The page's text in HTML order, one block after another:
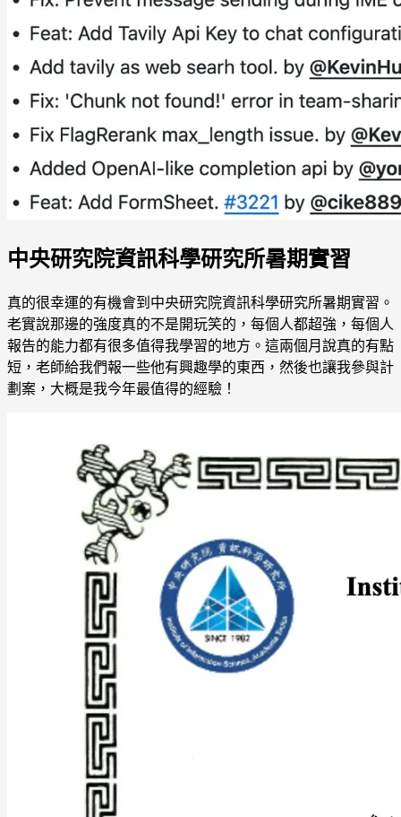
中央研究院資訊科學研究所暑期實習
真的很幸運的有機會到中央研究院資訊科學研究所暑期實習。
老實說那邊的強度真的不是開玩笑的，每個人都超強，每個人
報告的能力都有很多值得我學習的地方。這兩個月說真的有點
短，老師給我們報一些他有興趣學的東西，然後也讓我參與計
劃案，大概是我今年最值得的經驗！